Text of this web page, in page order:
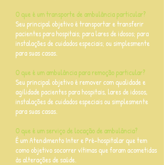
O que é um transporte de ambulância particular?
Seu principal objetivo é transportar e transferir
pacientes para hospitais; para lares de idosos; para
instalações de cuidados especiais; ou simplesmente
para suas casas.
O que é um ambulância para remoção particular?
Seu principal objetivo é remover com qualidade e
agilidade pacientes para hospitais, lares de idosos,
instalações de cuidados especiais ou simplesmente
para suas casas.
O que é um serviço de locação de ambulância?
É um Atendimento Inter e Pré-hospitalar que tem
como objetivo socorrer vítimas que foram acometidas
às alterações de saúde.